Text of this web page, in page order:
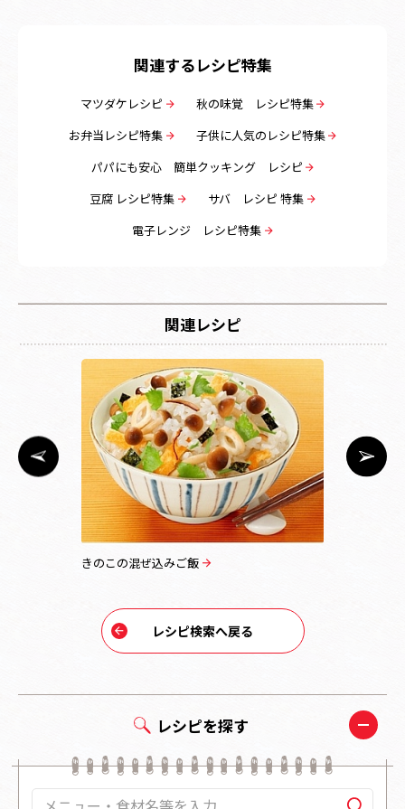
レシピを探す
関連するレシピ特集
マツダケレシピ
秋の味覚 レシピ特集
お弁当レシピ特集
子供に人気のレシピ特集
パパにも安心 簡単クッキング レシピ
豆腐 レシピ特集
サバ レシピ 特集
電子レンジ レシピ特集
関連レシピ
きのこの混ぜ込みご飯
レシピ検索へ戻る